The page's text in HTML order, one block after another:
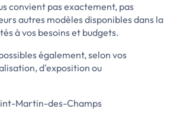
convient pas exactement, pas
autres modèles disponibles dans la
à vos besoins et budgets.
également, selon vos
d'exposition ou
Martin-des-Champs